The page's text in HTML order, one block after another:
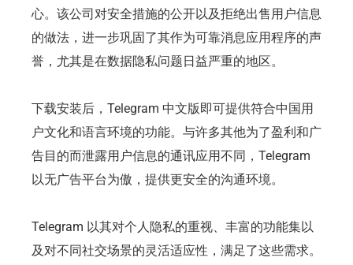
心。该公司对安全措施的公开以及拒绝出售用户信息
的做法，进一步巩固了其作为可靠消息应用程序的声
誉，尤其是在数据隐私问题日益严重的地区。
下载安装后，Telegram 中文版即可提供符合中国用
户文化和语言环境的功能。与许多其他为了盈利和广
告目的而泄露用户信息的通讯应用不同，Telegram
以无广告平台为傲，提供更安全的沟通环境。
Telegram 以其对个人隐私的重视、丰富的功能集以
及对不同社交场景的灵活适应性，满足了这些需求。